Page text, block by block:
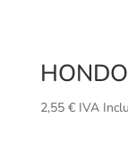
2,55 € IVA